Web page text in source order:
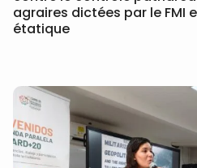
agraires dictées par le FMI
étatique